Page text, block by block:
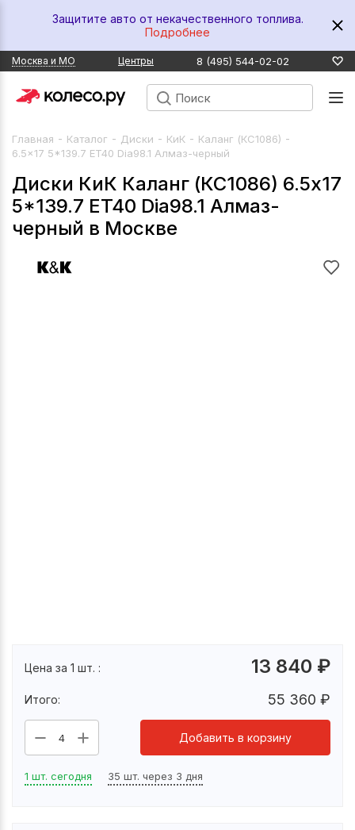
Защитите авто от некачественного топлива.
Подробнее
Москва и МО Центры 8 (495) 544-02-02
Главная - Каталог - Диски - КиК - Каланг (КС1086) -
6.5x17 5*139.7 ET40 Dia98.1 Алмаз-черный
Диски КиК Каланг (КС1086) 6.5x17
5*139.7 ET40 Dia98.1 Алмаз-
черный в Москве
Цена за 1 шт. : 13 840 ₽
Итого: 55 360 ₽
4 Добавить в корзину
1 шт. сегодня 35 шт. через 3 дня